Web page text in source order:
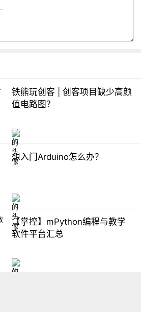
铁熊玩创客 | 创客项目缺少高颜
值电路图？
想入门Arduino怎么办？
【掌控】mPython编程与教学
软件平台汇总